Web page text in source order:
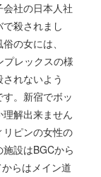
社の日本人社
殺されまし
の女には、
レックスの様
れないよう
。新宿でボッ
解出来ません
ピンの女性の
設はBGCから
らはメイン道